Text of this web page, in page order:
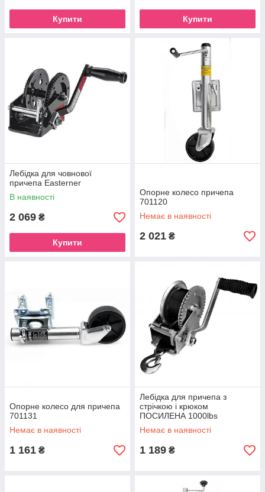
Купити Купити
Лебідка для човнової
причепа Easterner
В наявності
2 069 ₴
Купити
Опорне колесо причепа
701120
Немає в наявності
2 021 ₴
Опорне колесо для причепа
701131
Немає в наявності
1 161 ₴
Лебідка для причепа з
стрічкою і крюком
ПОСИЛЕНА 1000lbs
оцинкована 702061Z
Немає в наявності
1 189 ₴